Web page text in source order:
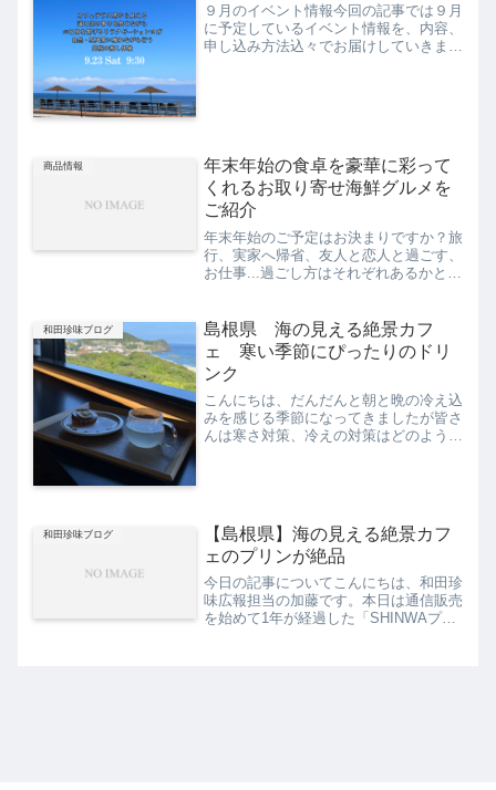
９月のイベント情報今回の記事では９月
に予定しているイベント情報を、内容、
申し込み方法込々でお届けしていきま
商品情報
年末年始の食卓を豪華に彩って
くれるお取り寄せ海鮮グルメを
ご紹介
年末年始のご予定はお決まりですか？旅
行、実家へ帰省、友人と恋人と過ごす、
お仕事...過ごし方はそれぞれあるかと思
しのごちそう、お正月のおせちやお餅。
体重計に乗ることが怖...
和田珍味ブログ
島根県 海の見える絶景カフ
ェ 寒い季節にぴったりのドリ
ンク
こんにちは、だんだんと朝と晩の冷え込
みを感じる季節になってきましたが皆さ
んは寒さ対策、冷えの対策はどのように
和田珍味ブログ
【島根県】海の見える絶景カフ
ェのプリンが絶品
今日の記事についてこんにちは、和田珍
味広報担当の加藤です。本日は通信販売
を始めて1年が経過した「SHINWAプリ